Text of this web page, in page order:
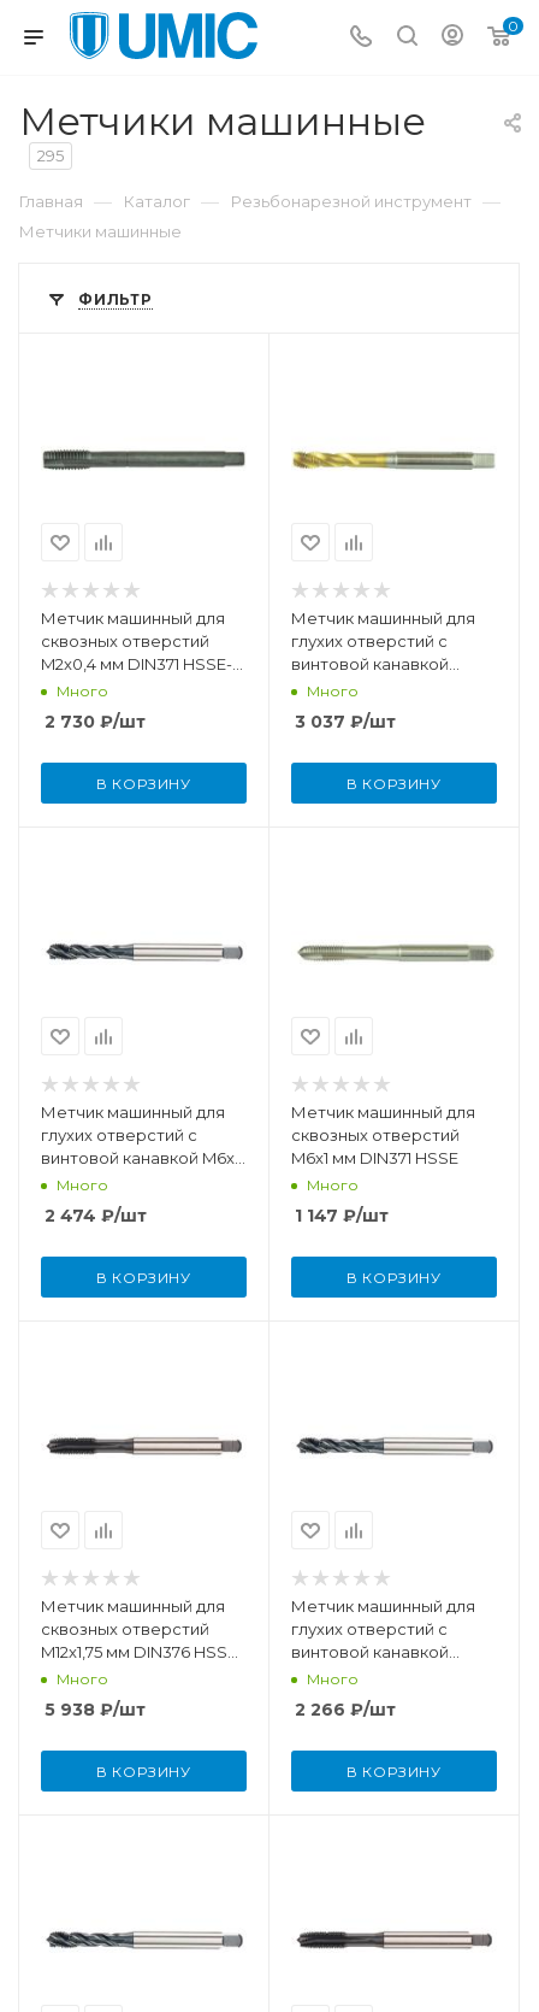
0
Метчики машинные
295
Главная — Каталог — Резьбонарезной инструмент —
Метчики машинные
ФИЛЬТР
Метчик машинный для
сквозных отверстий
M2x0,4 мм DIN371 HSSE-
VAPМного
2 730 ₽/шт
В КОРЗИНУ
Метчик машинный для
глухих отверстий с
винтовой канавкой
M5x0,8 мм DIN371 HSSE-
Много
3 037 ₽/шт
В КОРЗИНУ
Метчик машинный для
глухих отверстий с
винтовой канавкой M6x1
мм DIN371 HSSE-PM/TiCN
Много
2 474 ₽/шт
В КОРЗИНУ
Метчик машинный для
сквозных отверстий
M6x1 мм DIN371 HSSE
Много
1 147 ₽/шт
В КОРЗИНУ
Метчик машинный для
сквозных отверстий
M12x1,75 мм DIN376 HSSE-
PM/TiCN
Много
5 938 ₽/шт
В КОРЗИНУ
Метчик машинный для
глухих отверстий с
винтовой канавкой
M5x0,8 мм DIN371 HSSE-
Много
2 266 ₽/шт
В КОРЗИНУ